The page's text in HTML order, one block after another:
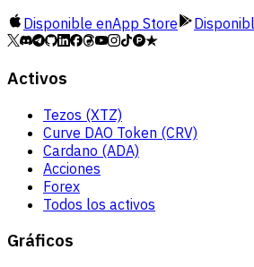
Disponible enApp Store
Activos
Tezos (XTZ)
Curve DAO Token (CRV)
Cardano (ADA)
Acciones
Forex
Todos los activos
Gráficos